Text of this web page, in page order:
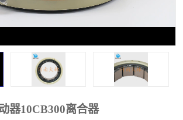
器10CB300离合器
液力端配件